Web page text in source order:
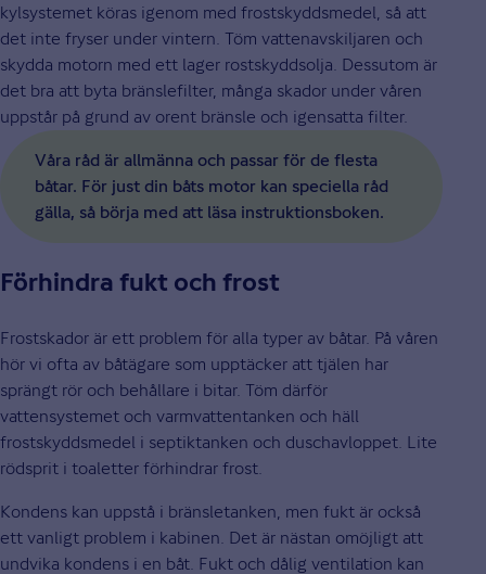
kylsystemet köras igenom med frostskyddsmedel, så att
det inte fryser under vintern. Töm vattenavskiljaren och
skydda motorn med ett lager rostskyddsolja. Dessutom är
det bra att byta bränslefilter, många skador under våren
uppstår på grund av orent bränsle och igensatta filter.
Våra råd är allmänna och passar för de flesta
båtar. För just din båts motor kan speciella råd
gälla, så börja med att läsa instruktionsboken.
Förhindra fukt och frost
Frostskador är ett problem för alla typer av båtar. På våren
hör vi ofta av båtägare som upptäcker att tjälen har
sprängt rör och behållare i bitar. Töm därför
vattensystemet och varmvattentanken och häll
frostskyddsmedel i septiktanken och duschavloppet. Lite
rödsprit i toaletter förhindrar frost.
Kondens kan uppstå i bränsletanken, men fukt är också
ett vanligt problem i kabinen. Det är nästan omöjligt att
undvika kondens i en båt. Fukt och dålig ventilation kan